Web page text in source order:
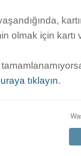
olmak için
tıklayın.